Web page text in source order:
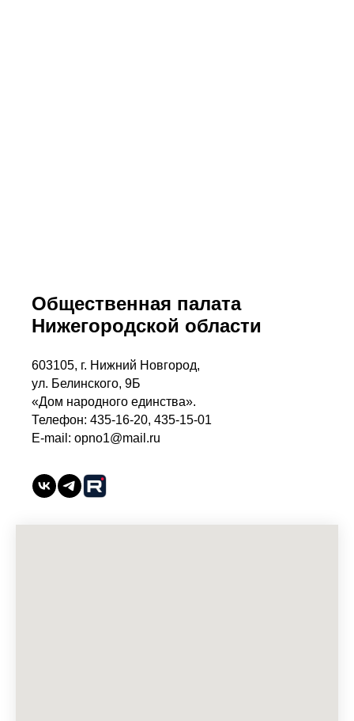
Общественная палата
Нижегородской области
603105, г. Нижний Новгород,
ул. Белинского, 9Б
«Дом народного единства».
Телефон: 435-16-20, 435-15-01
E-mail: opno1@mail.ru